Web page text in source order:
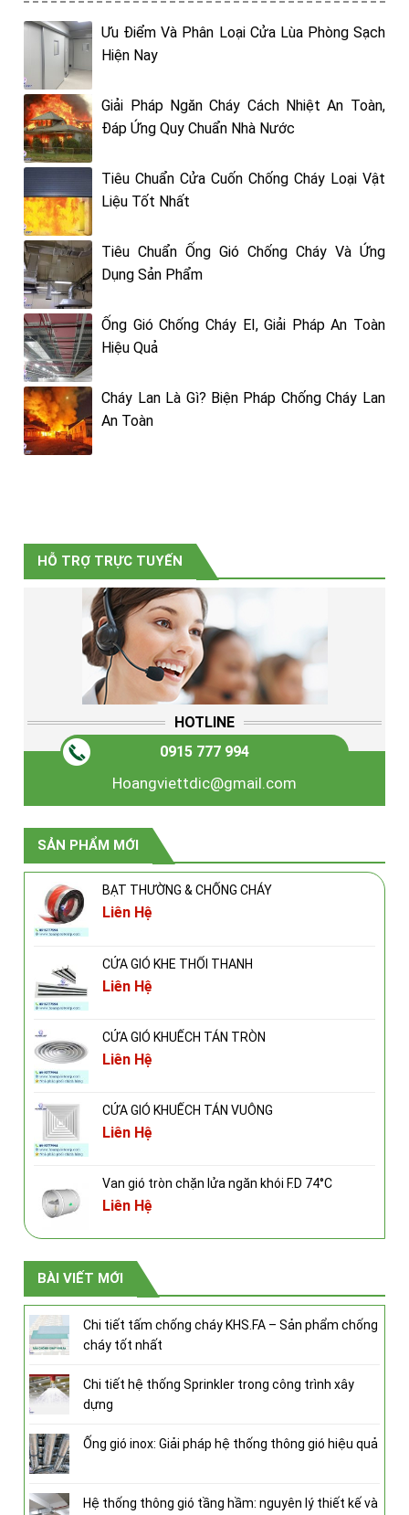
Ưu Điểm Và Phân Loại Cửa Lùa Phòng Sạch
Hiện Nay
Giải Pháp Ngăn Cháy Cách Nhiệt An Toàn,
Đáp Ứng Quy Chuẩn Nhà Nước
Tiêu Chuẩn Cửa Cuốn Chống Cháy Loại Vật
Liệu Tốt Nhất
Tiêu Chuẩn Ống Gió Chống Cháy Và Ứng
Dụng Sản Phẩm
Ống Gió Chống Cháy EI, Giải Pháp An Toàn
Hiệu Quả
Cháy Lan Là Gì? Biện Pháp Chống Cháy Lan
An Toàn
HỖ TRỢ TRỰC TUYẾN
HOTLINE
0915 777 994
Hoangviettdic@gmail.com
SẢN PHẨM MỚI
BẠT THƯỜNG & CHỐNG CHÁY
Liên Hệ
CỬA GIÓ KHE THỔI THANH
Liên Hệ
CỬA GIÓ KHUẾCH TÁN TRÒN
Liên Hệ
CỬA GIÓ KHUẾCH TÁN VUÔNG
Liên Hệ
Van gió tròn chặn lửa ngăn khói F.D 74°C
Liên Hệ
BÀI VIẾT MỚI
Chi tiết tấm chống cháy KHS.FA – Sản phẩm chống
cháy tốt nhất
Chi tiết hệ thống Sprinkler trong công trình xây
dựng
Ống gió inox: Giải pháp hệ thống thông gió hiệu quả
Hệ thống thông gió tầng hầm: nguyên lý thiết kế và